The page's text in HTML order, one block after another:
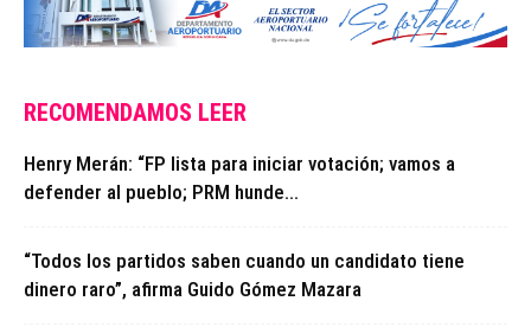
RECOMENDAMOS LEER
Henry Merán: “FP lista para iniciar votación; vamos a
defender al pueblo; PRM hunde...
“Todos los partidos saben cuando un candidato tiene
dinero raro”, afirma Guido Gómez Mazara